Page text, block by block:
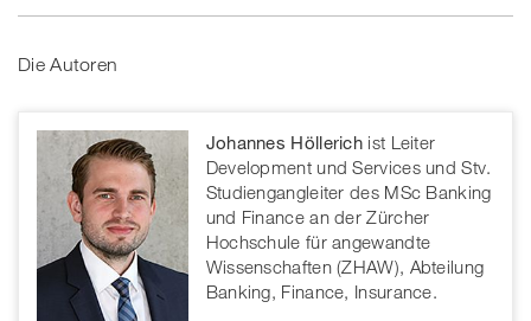
Die Autoren
Johannes Höllerich ist Leiter
Development und Services und Stv.
Studiengangleiter des MSc Banking
und Finance an der Zürcher
Hochschule für angewandte
Wissenschaften (ZHAW), Abteilung
Banking, Finance, Insurance.